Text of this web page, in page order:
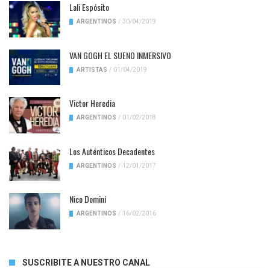
Lali Espósito
ARGENTINOS / 30/04/2019
VAN GOGH EL SUENO INMERSIVO
ARTISTAS / 01/04/2019
Victor Heredia
ARGENTINOS / 01/02/2018
Los Auténticos Decadentes
ARGENTINOS / 12/01/2017
Nico Dominí
ARGENTINOS / 16/02/2016
SUSCRIBITE A NUESTRO CANAL